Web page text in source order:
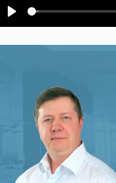
Воспроизвести